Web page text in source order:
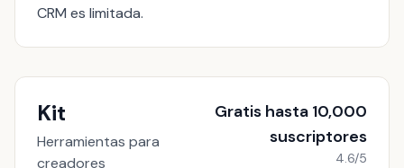
CRM es limitada.
Kit
Herramientas para
creadores
Gratis hasta 10,000
suscriptores
4.6/5